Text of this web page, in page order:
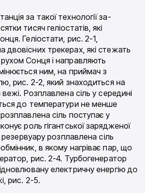
за такої технології за-
тисяч геліостатів, які
Геліостати, рис. 2-1,
трекерах, які стежать
Сонця і направляють
ним, на приймач з
рис. 2-2, який знаходиться на
Розплавлена сіль у середині
до температури не менше
сіль поступає у
роль гігантської зарядженої
розплавлена сіль
в якому нагріває пар, що
рис. 2-4. Турбогенератор
електричну енергію до
рис. 2-5.